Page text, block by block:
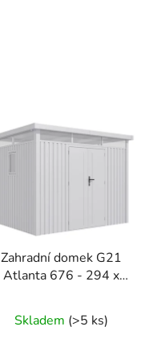
Zahradní domek G21
Atlanta 676 - 294 x
Skladem (>5 ks)